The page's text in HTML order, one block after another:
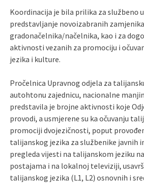
Koordinacija je bila prilika za službeno
predstavljanje novoizabranih zamjenika
gradonačelnika/načelnika, kao i za
aktivnosti vezanih za promociju i
jezika i kulture.
Pročelnica Upravnog odjela za
autohtonu zajednicu, nacionalne
predstavila je brojne aktivnosti koje
provodi, a usmjerene su ka očuvanju
promociji dvojezičnosti, poput
talijanskog jezika za službenike javnih
pregleda vijesti na talijanskom jeziku
postajama i na lokalnoj televiziji,
talijanskog jezika (L1, L2) osnovnih i